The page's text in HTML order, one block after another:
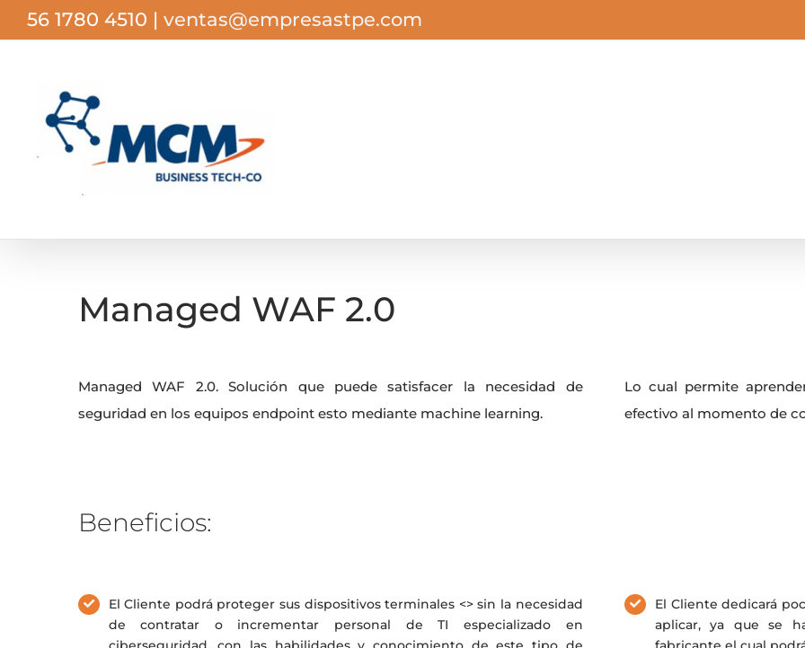
Saltar
al
56 1780 4510 | ventas@empresastpe.com
Managed WAF 2.0
Managed WAF 2.0. Solución que puede satisfacer la necesidad de
seguridad en los equipos endpoint esto mediante machine learning.
Lo cual permite
efectivo al momento de
Beneficios:
El Cliente podrá proteger sus dispositivos terminales <> sin la necesidad
de contratar o incrementar personal de TI especializado en
El Cliente dedicará
aplicar, ya que se